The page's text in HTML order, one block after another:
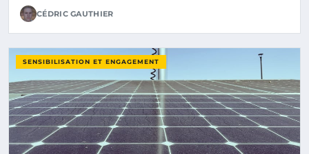
CÉDRIC GAUTHIER
SENSIBILISATION ET ENGAGEMENT